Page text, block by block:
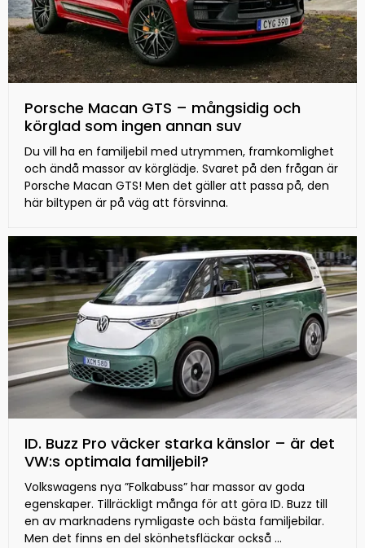
Porsche Macan GTS – mångsidig och
körglad som ingen annan suv
Du vill ha en familjebil med utrymmen, framkomlighet
och ändå massor av körglädje. Svaret på den frågan är
Porsche Macan GTS! Men det gäller att passa på, den
här biltypen är på väg att försvinna.
ID. Buzz Pro väcker starka känslor – är det
VW:s optimala familjebil?
Volkswagens nya ”Folkabuss” har massor av goda
egenskaper. Tillräckligt många för att göra ID. Buzz till
en av marknadens rymligaste och bästa familjebilar.
Men det finns en del skönhetsfläckar också ...